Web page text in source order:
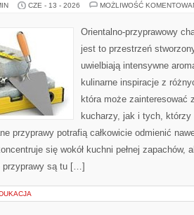
CZE - 13 - 2026 MOŻLIWOŚĆ
Orientalno-przyprawowy
jest to przestrzeń
uwielbiają intensywne
kulinarne inspiracje z
która może zainteresować
kucharzy, jak i tych, którzy
przyprawy potrafią całkowicie odmienić
się wokół kuchni pełnej zapachów,
przyprawy są tu […]